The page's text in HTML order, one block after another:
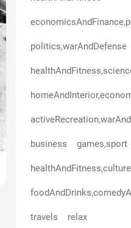
politics,warAndDefense
business games,sport
healthAndFitness,culture
travels relax